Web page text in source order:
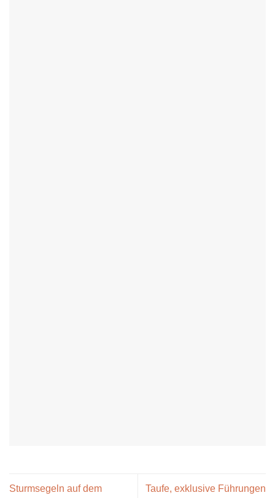
Sturmsegeln auf dem
Taufe, exklusive Führungen